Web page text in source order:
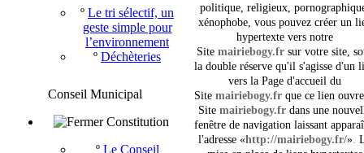
º Le tri sélectif, un
geste simple pour
l’environnement
º Déchèteries
Conseil Municipal
Constitution
º Le Conseil
politique, religieux,
xénophobe, vous pouvez créer un
hypertexte vers notre
Site mairiebogy.fr sur votre site,
la double réserve qu'il s'agisse d'un
vers la Page d'accueil du
Site mairiebogy.fr que ce lien
Site mairiebogy.fr dans une
fenêtre de navigation laissant
l'adresse «http://mairiebogy.fr/»